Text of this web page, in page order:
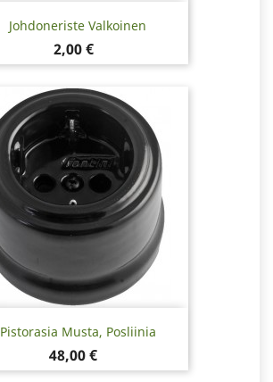
Johdoneriste Valkoinen
Hinta
2,00 €
Pistorasia Musta, Posliinia
Hinta
48,00 €